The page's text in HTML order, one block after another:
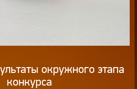
окружного этапа
конкурса